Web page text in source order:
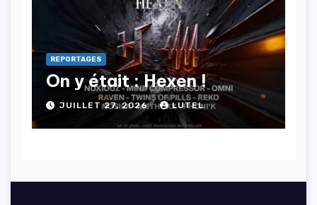
REPORTAGES
On y était : Hexen !
JUILLET 27, 2026 LUTEL